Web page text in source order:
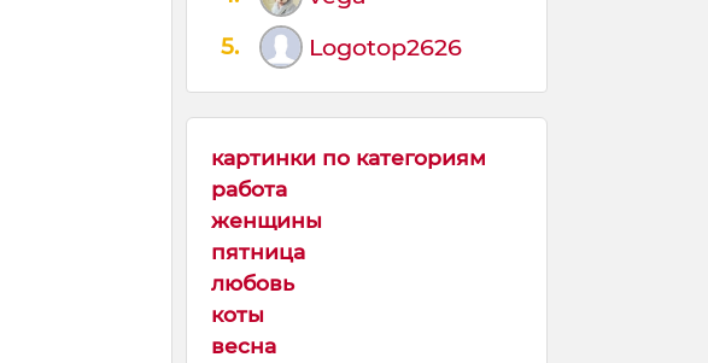
5. Logotop2626
картинки по категориям
работа
женщины
пятница
любовь
коты
весна